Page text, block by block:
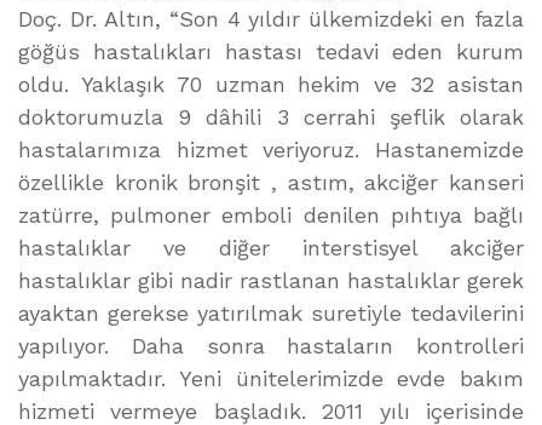
Doç. Dr. Altın, “Son 4 yıldır ülkemizdeki en fazla
göğüs hastalıkları hastası tedavi eden kurum
oldu. Yaklaşık 70 uzman hekim ve 32 asistan
doktorumuzla 9 dâhili 3 cerrahi şeflik olarak
hastalarımıza hizmet veriyoruz. Hastanemizde
özellikle kronik bronşit , astım, akciğer kanseri
zatürre, pulmoner emboli denilen pıhtıya bağlı
hastalıklar ve diğer interstisyel akciğer
hastalıklar gibi nadir rastlanan hastalıklar gerek
ayaktan gerekse yatırılmak suretiyle tedavilerini
yapılıyor. Daha sonra hastaların kontrolleri
yapılmaktadır. Yeni ünitelerimizde evde bakım
hizmeti vermeye başladık. 2011 yılı içerisinde